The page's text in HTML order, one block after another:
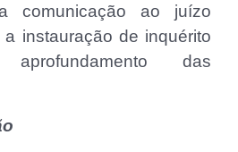
comunicação ao juízo
instauração de inquérito
das